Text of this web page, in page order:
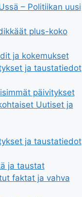
– Politiikan uusi
plus-koko
ja kokemukset
ja taustatiedot
päivitykset
Uutiset ja
ja taustatiedot
ja taustat
faktat ja vahva